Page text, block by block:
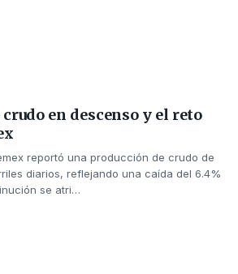
en descenso y el reto
reportó una producción de crudo de
diarios, reflejando una caída del 6.4%
se atri…